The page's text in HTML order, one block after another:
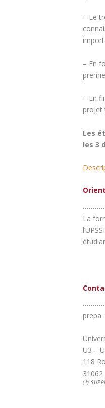
– Le
– En
– En
projet
Les
les 3
La
prepa
U3 –
118
(*)